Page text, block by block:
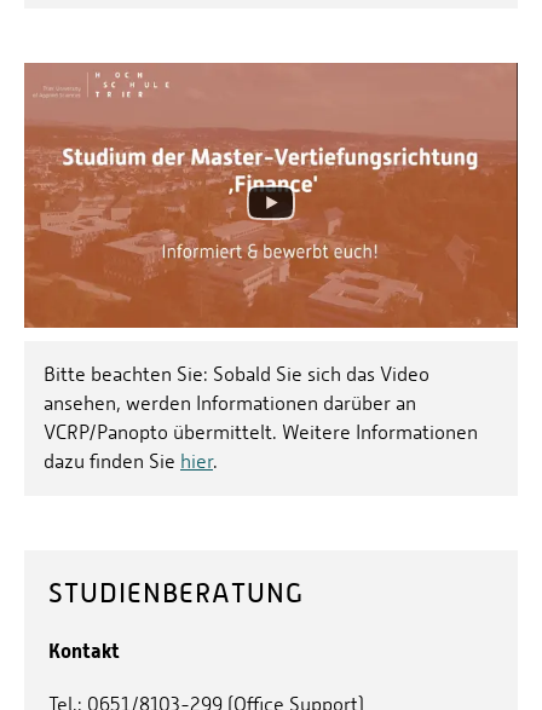
Bitte beachten Sie: Sobald Sie sich das Video
ansehen, werden Informationen darüber an
VCRP/Panopto übermittelt. Weitere Informationen
dazu finden Sie hier.
STUDIENBERATUNG
Kontakt
Tel.: 0651/8103-299 (Office Support)